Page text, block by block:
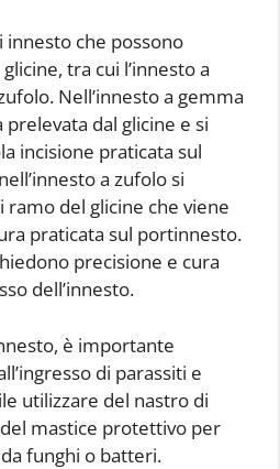
innesto che possono
tra cui l’innesto a
Nell’innesto a gemma
dal glicine e si
incisione praticata sul
a zufolo si
ramo del glicine che viene
praticata sul portinnesto.
precisione e cura
dell’innesto.
è importante
di parassiti e
utilizzare del nastro di
mastice protettivo per
funghi o batteri.